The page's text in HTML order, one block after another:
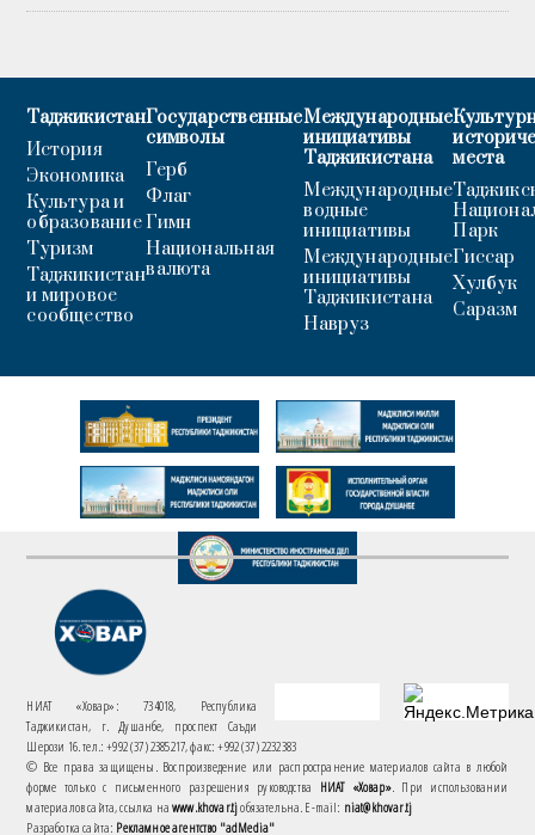
Таджикистан
История
Экономика
Культура и
образование
Туризм
Таджикистан
и мировое
сообщество
Государственные
символы
Герб
Флаг
Гимн
Национальная
валюта
Международные
инициативы
Таджикистана
Международные
водные
инициативы
Международные
инициативы
Таджикистана
Навруз
места
Парк
Гиссар
Хулбук
Саразм
НИАТ «Ховар»: 734018, Республика
Таджикистан, г. Душанбе, проспект Саъди
Шерози 16. тел.: +992 (37) 2385217, факс: +992 (37) 2232383
© Все права защищены. Воспроизведение или распространение материалов сайта в любой
форме только с письменного разрешения руководства НИАТ «Ховар». При использовании
материалов сайта, ссылка наwww.khovar.tjобязательна. E-mail: niat@khovar.tj
Разработка сайта: Рекламное агентство "adMedia"